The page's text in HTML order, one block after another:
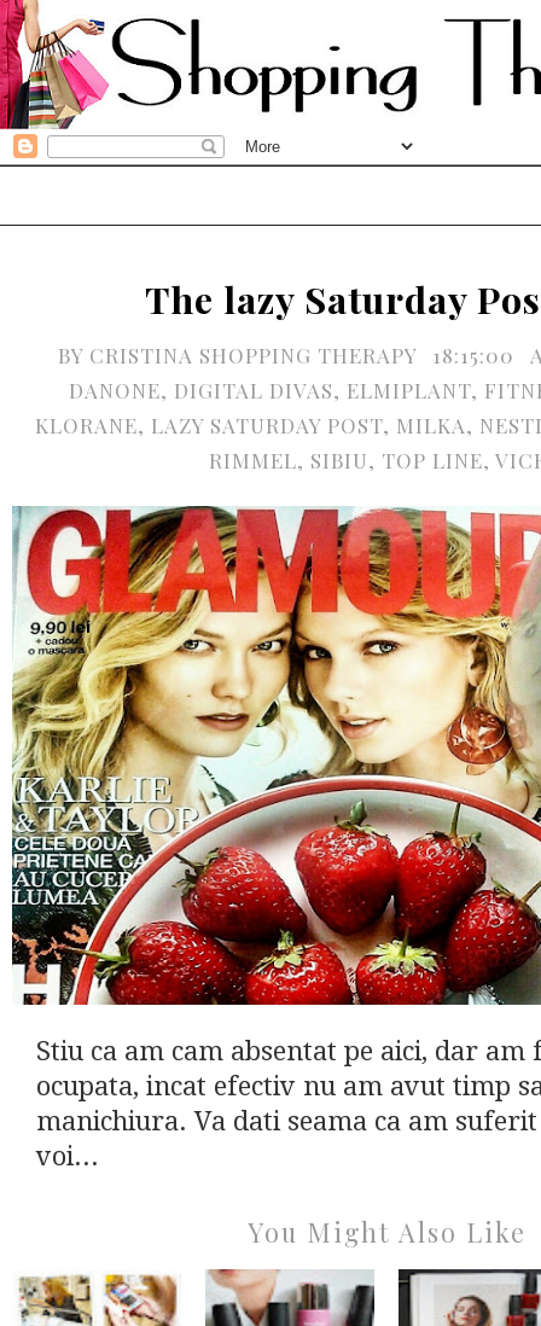
The lazy Saturday
BY CRISTINA SHOPPING THERAPY 18:15:00
DANONE, DIGITAL DIVAS, ELMIPLANT,
KLORANE, LAZY SATURDAY POST, MILKA,
RIMMEL, SIBIU, TOP LINE,
Stiu ca am cam absentat pe aici, dar am
ocupata, incat efectiv nu am avut timp
manichiura. Va dati seama ca am
voi...
You Might Also Like